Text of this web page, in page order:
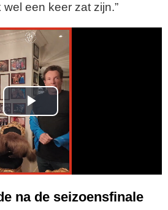
een keer zat zijn.”
P
l
a
y
na de seizoensfinale